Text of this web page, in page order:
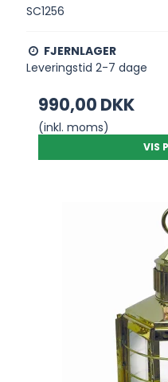
SC1256
FJERNLAGER
Leveringstid 2-7 dage
990,00 DKK
(inkl. moms)
VIS